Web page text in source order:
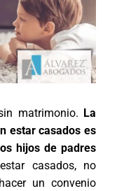
matrimonio. La
estar casados es
hijos de padres
casados, no
un convenio